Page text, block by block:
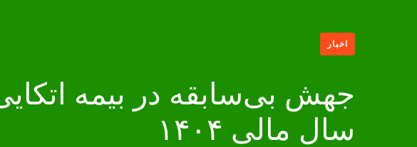
اخبار
سال مالی ۱۴۰۴